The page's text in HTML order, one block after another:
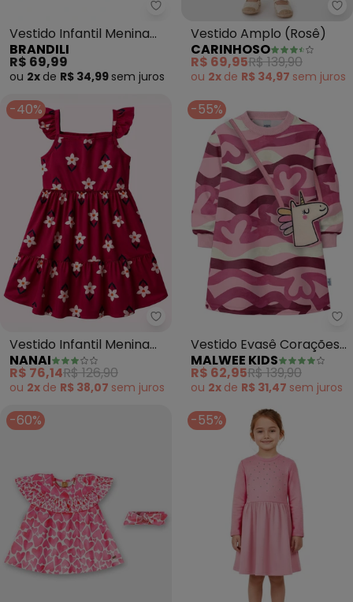
Brandili - Vestido Infantil
Vestido Infantil Menina
em Meia Malha (Rosa)
BRANDILI
R$ 69,99
ou 2x de R$ 34,99 sem juros
Vestido Amplo (Rosê)
CARINHOSO
R$ 69,95R$ 139,90
ou 2x de R$ 34,97 sem juros
-40%
Nanai - Vestido Infantil Menina
Vestido Infantil Menina
Flores (Rosa)
NANAI
R$ 76,14R$ 126,90
ou 2x de R$ 38,07 sem juros
-55%
Vestido Evasê Corações
em Moletinho (Rosa
Claro)
MALWEE KIDS
R$ 62,95R$ 139,90
ou 2x de R$ 31,47 sem juros
-60% -55%